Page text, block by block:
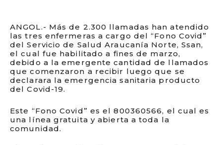
ANGOL.- Más de 2.300 llamadas han atendido
las tres enfermeras a cargo del “Fono Covid”
del Servicio de Salud Araucanía Norte, Ssan,
el cual fue habilitado a fines de marzo,
debido a la emergente cantidad de llamados
que comenzaron a recibir luego que se
declarara la emergencia sanitaria producto
del Covid-19.
Este “Fono Covid” es el 800360566, el cual es
una línea gratuita y abierta a toda la
comunidad.